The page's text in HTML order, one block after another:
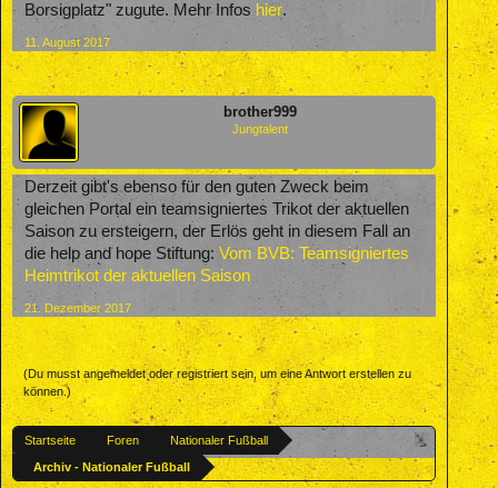
Borsigplatz" zugute. Mehr Infos hier.
11. August 2017
brother999
Jungtalent
Derzeit gibt's ebenso für den guten Zweck beim
gleichen Portal ein teamsigniertes Trikot der aktuellen
Saison zu ersteigern, der Erlös geht in diesem Fall an
die help and hope Stiftung: Vom BVB: Teamsigniertes
Heimtrikot der aktuellen Saison
21. Dezember 2017
(Du musst angemeldet oder registriert sein, um eine Antwort erstellen zu
können.)
Startseite Foren
Nationaler Fußball
Archiv - Nationaler Fußball